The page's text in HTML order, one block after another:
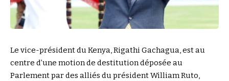
Le vice-président du Kenya, Rigathi Gachagua, est au
centre d’une motion de destitution déposée au
Parlement par des alliés du président William Ruto,